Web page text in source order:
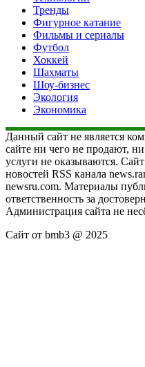
Тренды
Фигурное катание
Фильмы и сериалы
Футбол
Хоккей
Шахматы
Шоу-бизнес
Экология
Экономика
Данный сайт не является
сайте ни чего не продают,
услуги не оказываются.
новостей RSS канала
newsru.com. Материалы
ответственность за
Администрация сайта не
Сайт от bmb3 @ 2025